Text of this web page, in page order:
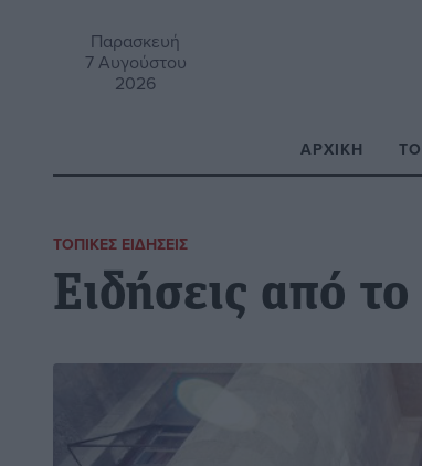
Παρασκευή
7 Αυγούστου
2026
ΑΡΧΙΚΉ
ΤΟΠΙΚΈΣ ΕΙΔΉΣΕΙΣ
Ειδήσεις από